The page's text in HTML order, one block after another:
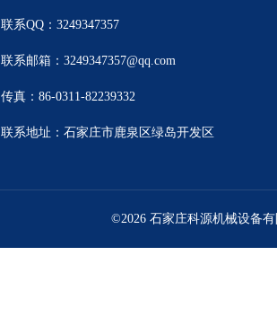
联系QQ：3249347357
联系邮箱：3249347357@qq.com
传真：86-0311-82239332
联系地址：石家庄市鹿泉区绿岛开发区
©2026 石家庄科源机械设备